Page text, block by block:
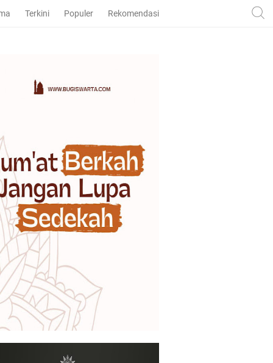
Terkini Populer Rekomendasi